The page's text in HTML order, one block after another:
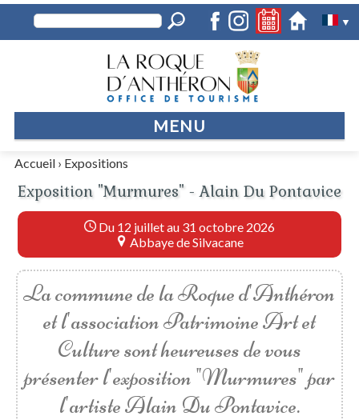
▼
MENU
Accueil› Expositions
Exposition "Murmures" - Alain Du Pontavice
Du 12 juillet au 31 octobre 2026
Abbaye de Silvacane
La commune de la Roque d'Anthéron
et l'association Patrimoine Art et
Culture sont heureuses de vous
présenter l'exposition "Murmures" par
l'artiste Alain Du Pontavice.